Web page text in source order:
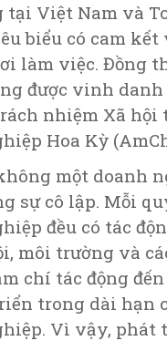
tại Việt Nam và
biểu có cam kết
làm việc. Đồng
được vinh
nhiệm Xã hội
Hoa Kỳ
một doanh
sự cô lập. Mỗi
đều có tác
môi trường và
chí tác động
trong dài hạn
Vì vậy, phát